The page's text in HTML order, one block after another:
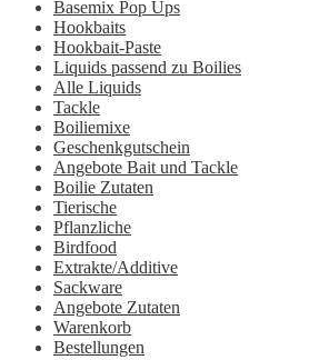
Basemix Pop Ups
Hookbaits
Hookbait-Paste
Liquids passend zu Boilies
Alle Liquids
Tackle
Boiliemixe
Geschenkgutschein
Angebote Bait und Tackle
Boilie Zutaten
Tierische
Pflanzliche
Birdfood
Extrakte/Additive
Sackware
Angebote Zutaten
Warenkorb
Bestellungen